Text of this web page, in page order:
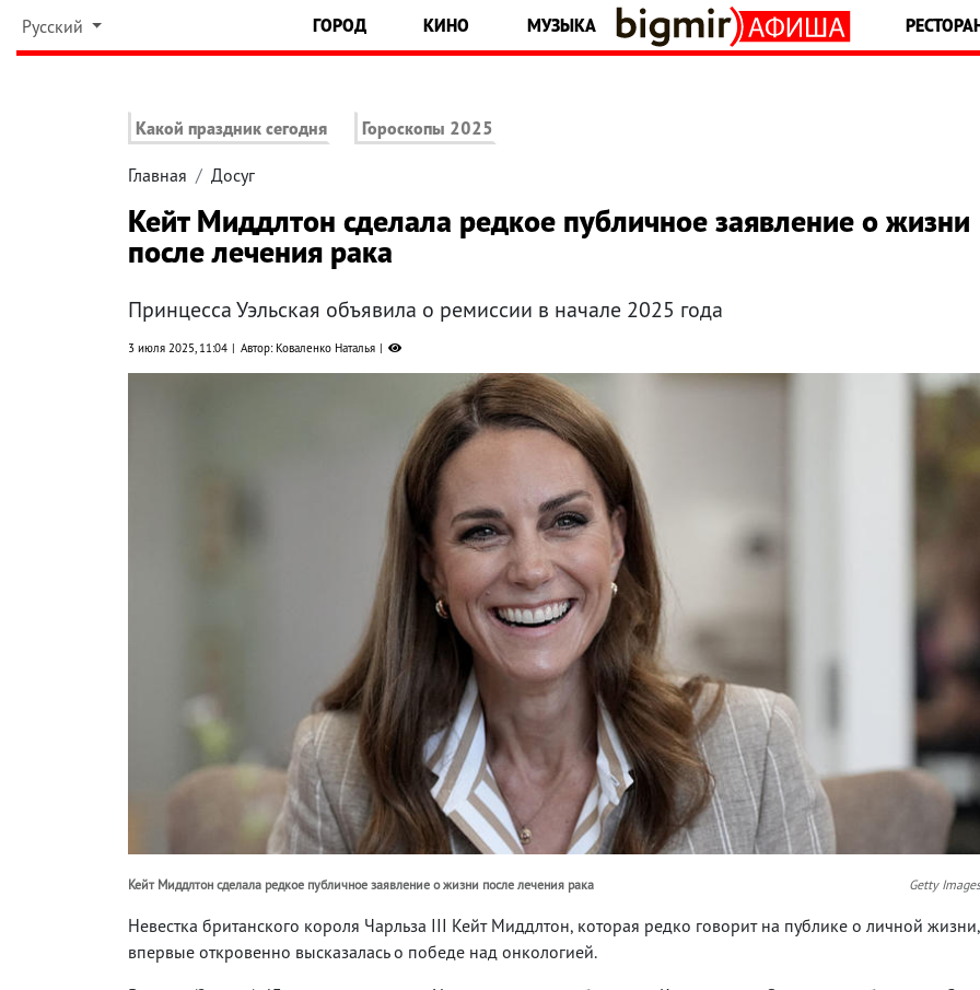
Русский ГОРОД КИНО МУЗЫКА
Какой праздник сегодня Гороскопы 2025
Главная Досуг
Кейт Миддлтон сделала редкое публичное заявление о жизни
после лечения рака
Принцесса Уэльская объявила о ремиссии в начале 2025 года
3 июля 2025, 11:04 Автор: Коваленко Наталья
Кейт Миддлтон сделала редкое публичное заявление о жизни после лечения рака Getty Images
Невестка британского короля Чарльза III Кейт Миддлтон, которая редко говорит на публике о личной жизни,
впервые откровенно высказалась о победе над онкологией.